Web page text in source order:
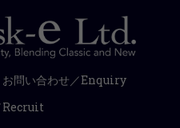
お問い合わせ／Enquiry
Recruit